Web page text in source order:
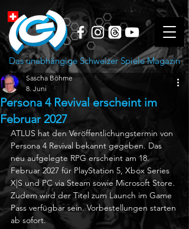
Das unabhängige Schweizer Spiele Magazin
Persona 4 Revival erscheint im
Februar 2027
Sascha Böhme
8. Juni
ATLUS hat den Veröffentlichungstermin von
Persona 4 Revival bekannt gegeben. Das
neu aufgelegte RPG erscheint am 18.
Februar 2027 für PlayStation 5, Xbox Series
X|S und PC via Steam sowie Microsoft Store.
Zudem wird der Titel zum Launch im Game
Pass verfügbar sein. Vorbestellungen starten
ab sofort.